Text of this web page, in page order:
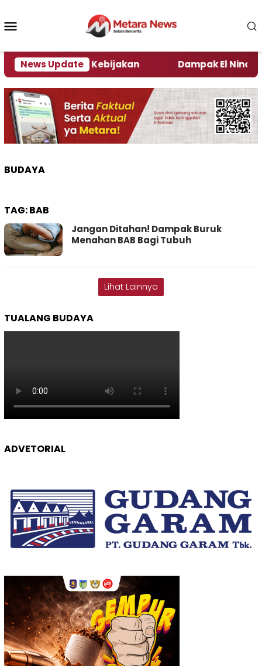
konten
News Update
Pengamat Kebijakan Dampak El Nino,
BUDAYA
TAG:BAB
Jangan Ditahan! Dampak Buruk
Menahan BAB Bagi Tubuh
Lihat Lainnya
TUALANG BUDAYA
ADVETORIAL